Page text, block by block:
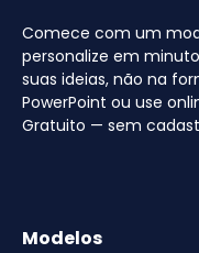
Comece com um
personalize em
suas ideias, não na
PowerPoint ou use
Gratuito — sem
Modelos